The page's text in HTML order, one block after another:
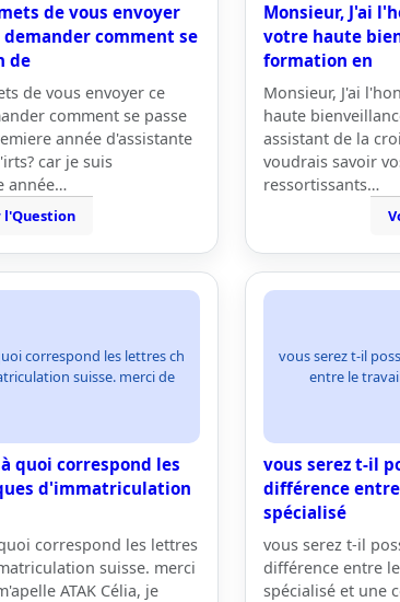
de vous envoyer
comment se
de
de vous envoyer ce
comment se passe
année d'assistante
car je suis
année…
l'Question
Monsieur, J'ai
votre haute
formation en
Monsieur, J'ai
haute
assistant de la
voudrais savoir
ressortissants…
correspond les lettres ch
suisse. merci de
quoi correspond les
d'immatriculation
correspond les lettres
suisse. merci
ATAK Célia, je
vous serez t-il
entre le
vous serez t-il
différence
spécialisé
vous serez t-il
différence entre
spécialisé et une